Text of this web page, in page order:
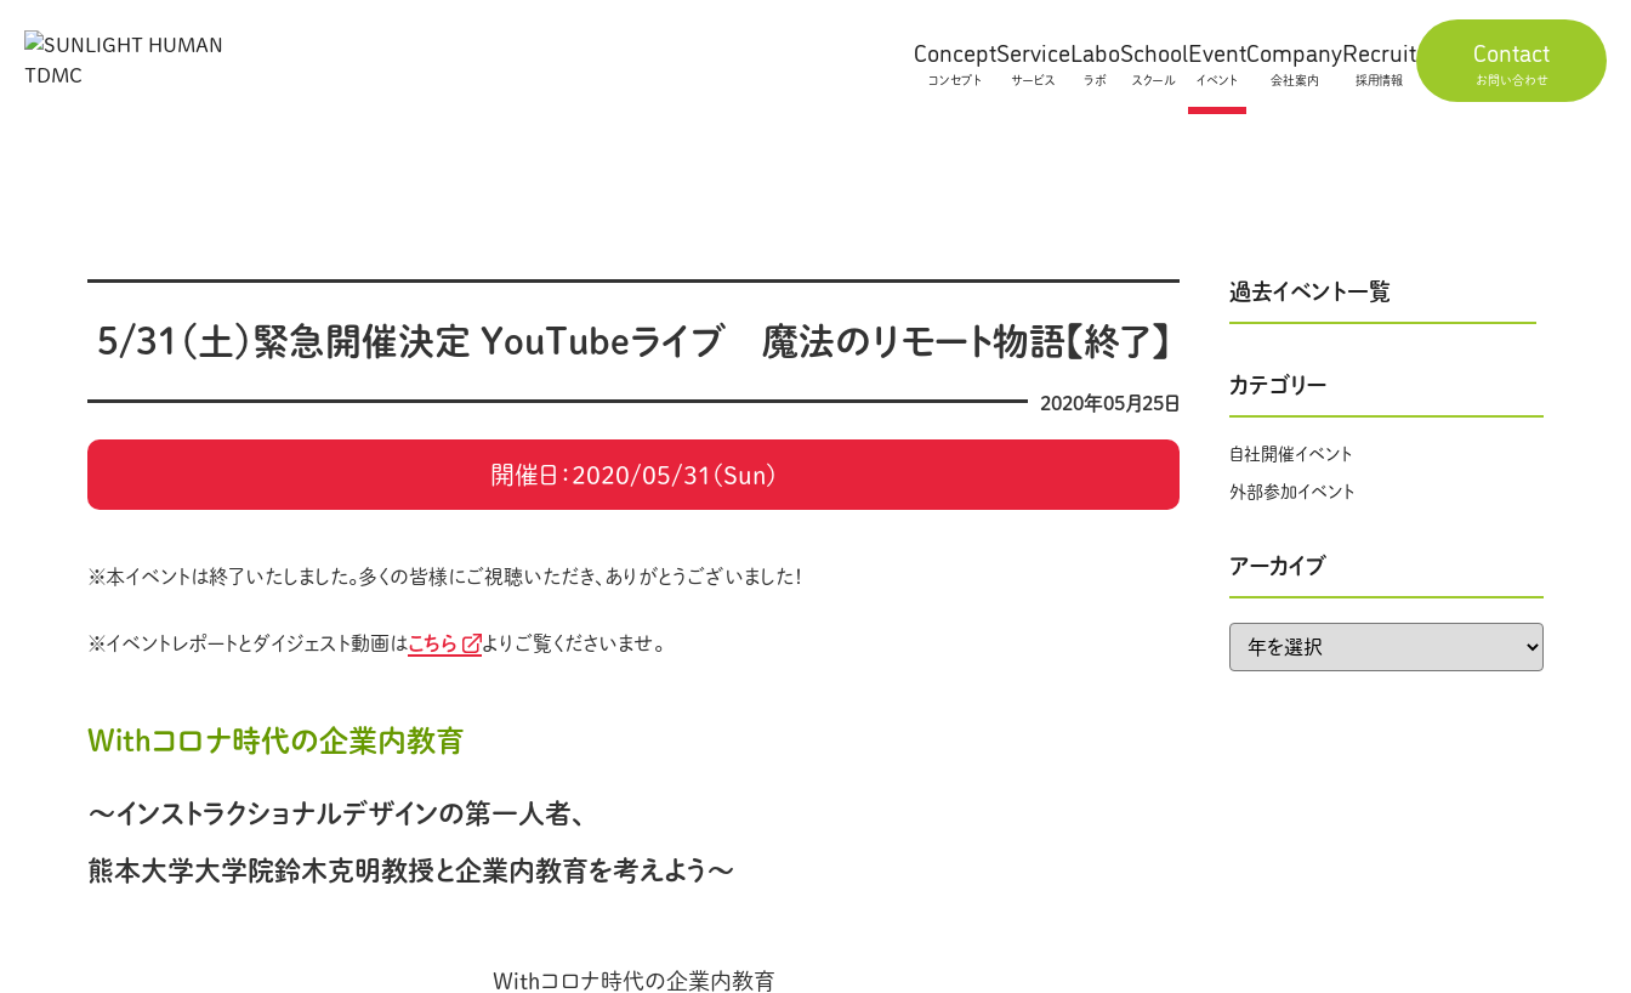
Concept
コンセプト
Service
サービス
Labo
ラボ
School
スクール
Event
イベント
Company
会社案内
Recruit
採用情報
Contact
お問い合わせ
5/31（土）緊急開催決定 YouTubeライブ 魔法のリモート物語【終了】
2020年05月25日
開催日：2020/05/31(Sun)
※本イベントは終了いたしました。多くの皆様にご視聴いただき、ありがとうございました！
※イベントレポートとダイジェスト動画はこちら よりご覧くださいませ。
Withコロナ時代の企業内教育
～インストラクショナルデザインの第一人者、
熊本大学大学院鈴木克明教授と企業内教育を考えよう～
Withコロナ時代の企業内教育
過去イベント一覧
カテゴリー
自社開催イベント
外部参加イベント
アーカイブ